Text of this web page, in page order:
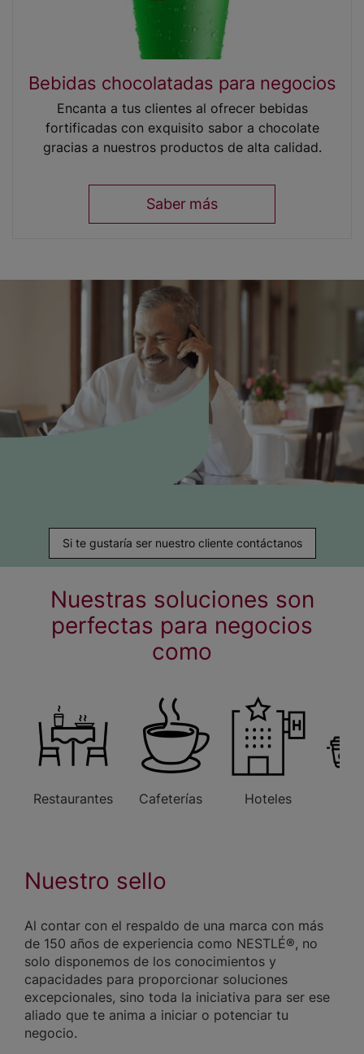
Bebidas chocolatadas para negocios
Encanta a tus clientes al ofrecer bebidas
fortificadas con exquisito sabor a chocolate
gracias a nuestros productos de alta calidad.
Saber más
Si te gustaría ser nuestro cliente contáctanos
Nuestras soluciones son
perfectas para negocios
como
Restaurantes Cafeterías Hoteles
Nuestro sello
Al contar con el respaldo de una marca con más
de 150 años de experiencia como NESTLÉ®, no
solo disponemos de los conocimientos y
capacidades para proporcionar soluciones
excepcionales, sino toda la iniciativa para ser ese
aliado que te anima a iniciar o potenciar tu
negocio.